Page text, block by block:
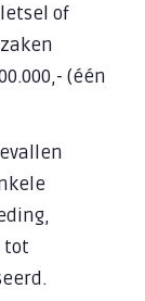
of
(één
tot